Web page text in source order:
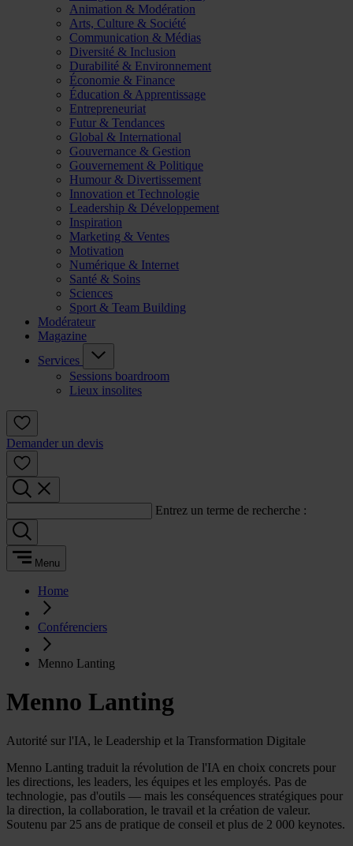
Animation & Modération
Arts, Culture & Société
Communication & Médias
Diversité & Inclusion
Durabilité & Environnement
Économie & Finance
Éducation & Apprentissage
Entrepreneuriat
Futur & Tendances
Global & International
Gouvernance & Gestion
Gouvernement & Politique
Humour & Divertissement
Innovation et Technologie
Leadership & Développement
Inspiration
Marketing & Ventes
Motivation
Numérique & Internet
Santé & Soins
Sciences
Sport & Team Building
Modérateur
Magazine
Services
Sessions boardroom
Lieux insolites
Demander un devis
Entrez un terme de recherche :
Menu
Home
Conférenciers
Menno Lanting
Menno Lanting
Autorité sur l'IA, le Leadership et la Transformation Digitale
Menno Lanting traduit la révolution de l'IA en choix concrets pour
les directions, les leaders, les équipes et les employés. Pas de
technologie, pas d'outils — mais les conséquences stratégiques pour
la direction, la collaboration, le travail et la création de valeur.
Soutenu par 25 ans de pratique de conseil et plus de 2 000 keynotes.